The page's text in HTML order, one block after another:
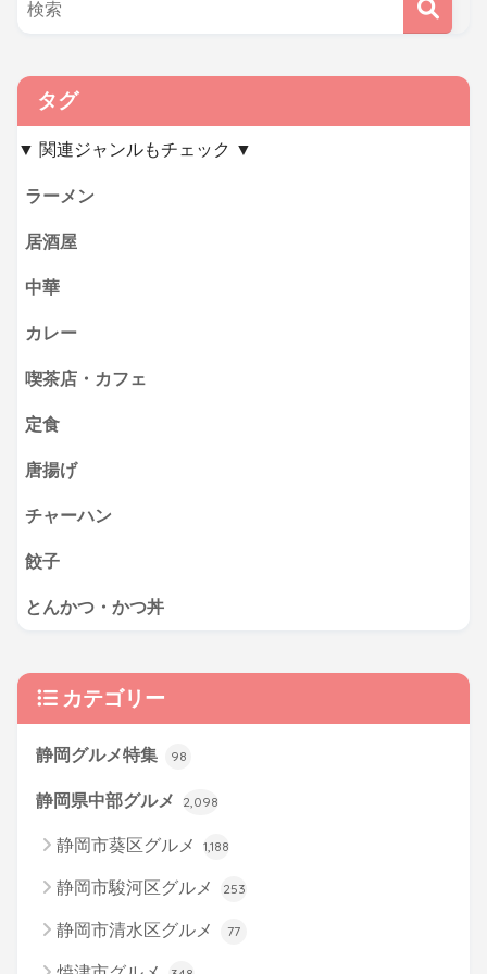
タグ
▼ 関連ジャンルもチェック ▼
ラーメン
居酒屋
中華
カレー
喫茶店・カフェ
定食
唐揚げ
チャーハン
餃子
とんかつ・かつ丼
カテゴリー
静岡グルメ特集 98
静岡県中部グルメ 2,098
静岡市葵区グルメ 1,188
静岡市駿河区グルメ 253
静岡市清水区グルメ 77